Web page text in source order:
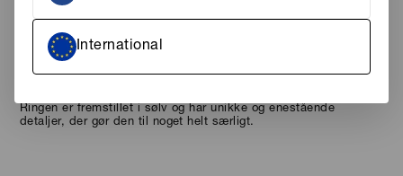
International
Elegant sølv ring
Fremhæver din personlige stil
Unikke og enestående detaljer
Ringen er fremstillet i sølv og har unikke og enestående
detaljer, der gør den til noget helt særligt.